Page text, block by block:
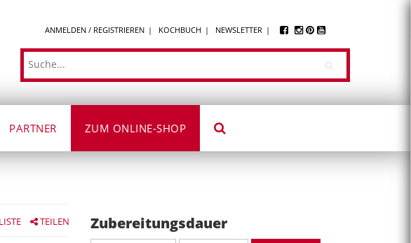
ANMELDEN / REGISTRIEREN KOCHBUCH NEWSLETTER
Suche
PARTNER ZUM ONLINE-SHOP
TEILEN Zubereitungsdauer